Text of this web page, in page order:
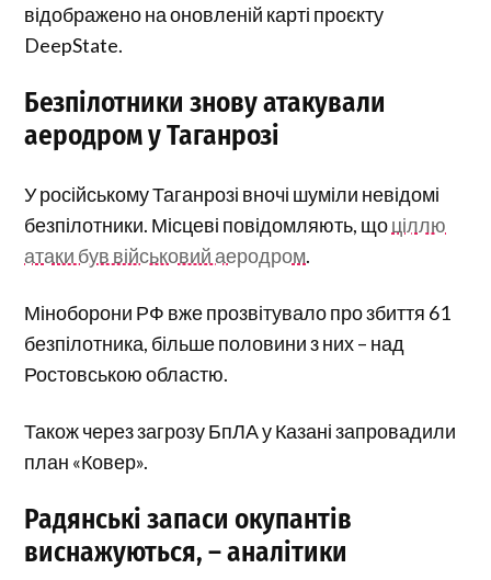
відображено на оновленій карті проєкту
DeepState.
Безпілотники знову атакували
аеродром у Таганрозі
У російському Таганрозі вночі шуміли невідомі
безпілотники. Місцеві повідомляють, щоціллю
атаки був військовий аеродром.
Міноборони РФ вже прозвітувало про збиття 61
безпілотника, більше половини з них – над
Ростовською областю.
Також через загрозу БпЛА у Казані запровадили
план «Ковер».
Радянські запаси окупантів
виснажуються, – аналітики